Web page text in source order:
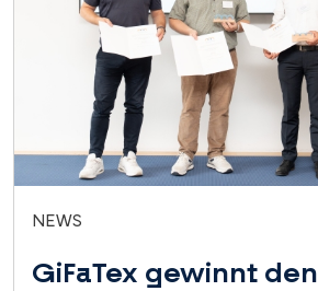
NEWS
GiFaTex gewinnt den